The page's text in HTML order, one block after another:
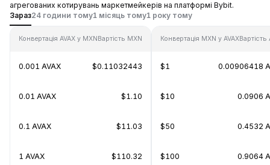
агрегованих котирувань маркетмейкерів на платформі Bybit.
Зараз24 години тому1 місяць тому1 року тому
Конвертація AVAX у MXNВартість MXN
0.001 AVAX $0.11032443
0.01 AVAX $1.10
0.1 AVAX $11.03
1 AVAX $110.32
Конвертація MXN у AVAXВартість
$1 0.00906418
$10 0.0906
$50 0.4532
$100 0.9064